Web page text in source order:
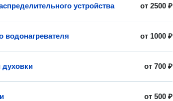
от2500 ₽
устройства
от 1000 ₽
водонагревателя
от700 ₽
духовки
от500 ₽